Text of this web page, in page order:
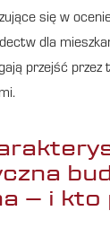
się w
dla
przejść
– i kto